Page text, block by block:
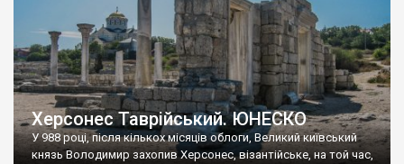
Херсонес Таврійський. ЮНЕСКО
У 988 році, після кількох місяців облоги, Великий київський
князь Володимир захопив Херсонес, візантійське, на той час,